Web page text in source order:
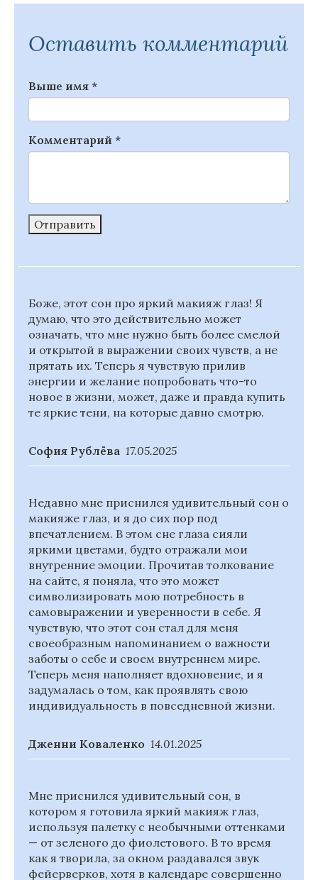
Оставить комментарий
Выше имя *
Комментарий *
Отправить
Боже, этот сон про яркий макияж глаз! Я
думаю, что это действительно может
означать, что мне нужно быть более смелой
и открытой в выражении своих чувств, а не
прятать их. Теперь я чувствую прилив
энергии и желание попробовать что-то
новое в жизни, может, даже и правда купить
те яркие тени, на которые давно смотрю.
София Рублёва 17.05.2025
Недавно мне приснился удивительный сон о
макияже глаз, и я до сих пор под
впечатлением. В этом сне глаза сияли
яркими цветами, будто отражали мои
внутренние эмоции. Прочитав толкование
на сайте, я поняла, что это может
символизировать мою потребность в
самовыражении и уверенности в себе. Я
чувствую, что этот сон стал для меня
своеобразным напоминанием о важности
заботы о себе и своем внутреннем мире.
Теперь меня наполняет вдохновение, и я
задумалась о том, как проявлять свою
индивидуальность в повседневной жизни.
Дженни Коваленко 14.01.2025
Мне приснился удивительный сон, в
котором я готовила яркий макияж глаз,
используя палетку с необычными оттенками
— от зеленого до фиолетового. В то время
как я творила, за окном раздавался звук
фейерверков, хотя в календаре совершенно